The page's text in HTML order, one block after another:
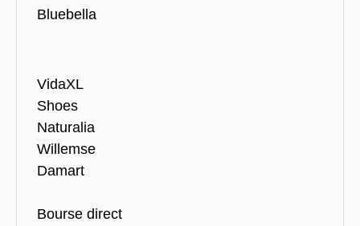
Bluebella
VidaXL
Shoes
Naturalia
Willemse
Damart
Bourse direct